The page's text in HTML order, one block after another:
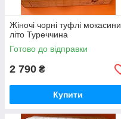
Жіночі чорні туфлі мокасини
літо Туреччина
Готово до відправки
2 790 ₴
Купити